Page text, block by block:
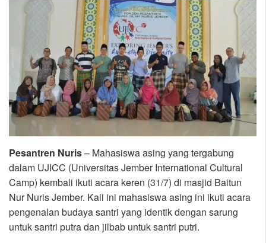
Pesantren Nuris– Mahasiswa asing yang tergabung
dalam UJICC (Universitas Jember International Cultural
Camp) kembali ikuti acara keren (31/7) di masjid Baitun
Nur Nuris Jember. Kali ini mahasiswa asing ini ikuti acara
pengenalan budaya santri yang identik dengan sarung
untuk santri putra dan jilbab untuk santri putri.